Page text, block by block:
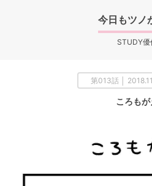
今日もツノ
STUDY優
第013話 │
ころもが